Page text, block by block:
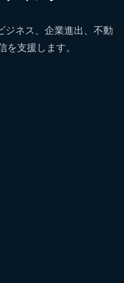
ジネス、企業進出、不動
支援します。